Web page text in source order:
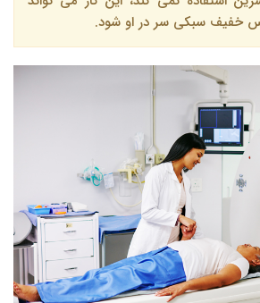
خفیف سبکی سر در او شود.